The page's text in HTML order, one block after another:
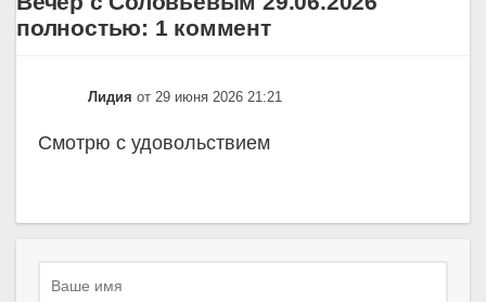
полностью: 1 коммент
Лидия от 29 июня 2026 21:21
Смотрю с удовольствием